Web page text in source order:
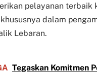
pelayanan terbaik
dalam
Lebaran.
Tegaskan Komitmen